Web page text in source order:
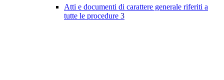
Atti e documenti di carattere generale riferiti a
tutte le procedure 3